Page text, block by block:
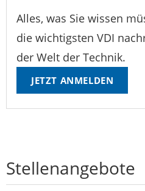
Alles, was Sie wissen
die wichtigsten VDI
der Welt der Technik.
JETZT ANMELDEN
Stellenangebote